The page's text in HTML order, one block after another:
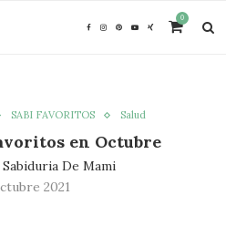
0
SABI FAVORITOS Salud
en Octubre
Sabiduria De Mami
2021